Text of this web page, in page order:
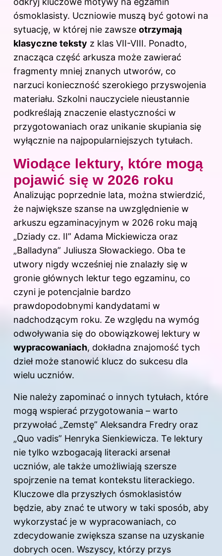
ósmoklasisty. Uczniowie muszą być gotowi na
sytuację, w której nie zawsze otrzymają
klasyczne teksty z klas VII-VIII. Ponadto,
znacząca część arkusza może zawierać
fragmenty mniej znanych utworów, co
narzuci konieczność szerokiego przyswojenia
materiału. Szkolni nauczyciele nieustannie
podkreślają znaczenie elastyczności w
przygotowaniach oraz unikanie skupiania się
wyłącznie na najpopularniejszych tytułach.
Wiodące lektury, które mogą
pojawić się w 2026 roku
Analizując poprzednie lata, można stwierdzić,
że największe szanse na uwzględnienie w
arkuszu egzaminacyjnym w 2026 roku mają
„Dziady cz. II” Adama Mickiewicza oraz
„Balladyna” Juliusza Słowackiego. Oba te
utwory nigdy wcześniej nie znalazły się w
gronie głównych lektur tego egzaminu, co
czyni je potencjalnie bardzo
prawdopodobnymi kandydatami w
nadchodzącym roku. Ze względu na wymóg
odwoływania się do obowiązkowej lektury w
wypracowaniach, dokładna znajomość tych
dzieł może stanowić klucz do sukcesu dla
wielu uczniów.
Nie należy zapominać o innych tytułach, które
mogą wspierać przygotowania – warto
przywołać „Zemstę” Aleksandra Fredry oraz
„Quo vadis” Henryka Sienkiewicza. Te lektury
nie tylko wzbogacają literacki arsenał
uczniów, ale także umożliwiają szersze
spojrzenie na temat kontekstu literackiego.
Kluczowe dla przyszłych ósmoklasistów
będzie, aby znać te utwory w taki sposób, aby
wykorzystać je w wypracowaniach, co
zdecydowanie zwiększa szanse na uzyskanie
dobrych ocen. Wszyscy, którzy przys